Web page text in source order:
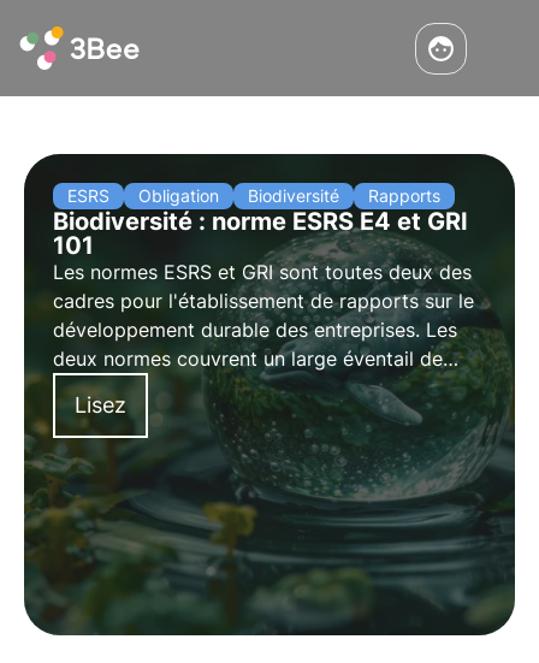
ESRS Obligation Biodiversité Rapports
Biodiversité : norme ESRS E4 et GRI
101
Les normes ESRS et GRI sont toutes deux des
cadres pour l'établissement de rapports sur le
développement durable des entreprises. Les
deux normes couvrent un large éventail de
questions liées au développement durable, y
compris la biodiversité. Dans cet article, nous
analysons les différences entre les deux
normes.
Lisez